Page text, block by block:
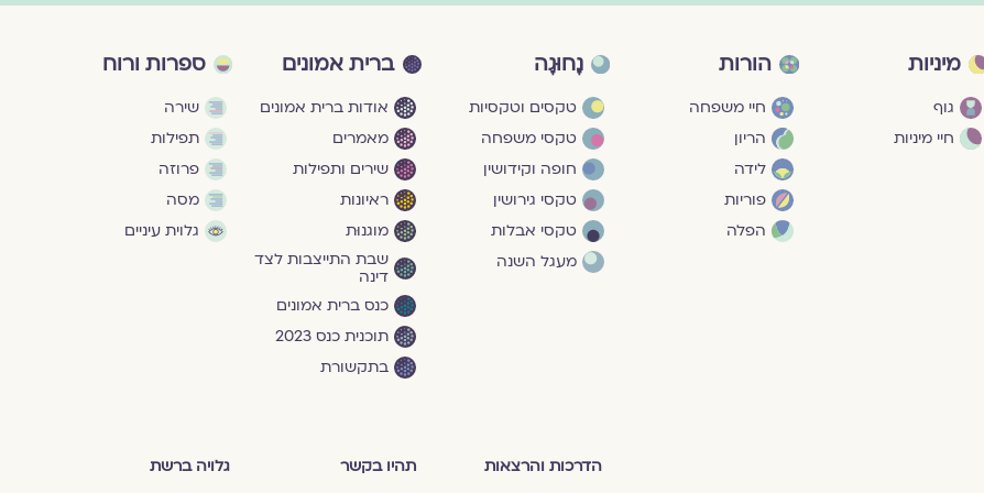
מיניות
גוף
חיי מיניות
הורות
חיי משפחה
הריון
לידה
פוריות
הפלה
נָחוּגָה
טקסים וטקסיות
טקסי משפחה
חופה וקידושין
טקסי גירושין
טקסי אבלות
מעגל השנה
ברית אמונים
אודות ברית אמונים
מאמרים
שירים ותפילות
ראיונות
מוגנוּת
שבת התייצבות לצד
דינה
כנס ברית אמונים
תוכנית כנס 2023
בתקשורת
ספרות ורוח
שירה
תפילות
פרוזה
מסה
גלוית עיניים
הדרכות והרצאות
תהיו בקשר
גלויה ברשת